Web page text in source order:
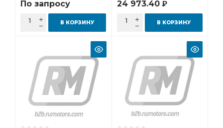
По запросу
В КОРЗИНУ
24 973.40 Р
В КОРЗИНУ